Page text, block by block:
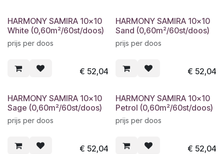
HARMONY SAMIRA 10x10
White (0,60m²/60st/doos)
prijs per doos
€ 52,04
HARMONY SAMIRA 10x10
Sand (0,60m²/60st/doos)
prijs per doos
€ 52,04
HARMONY SAMIRA 10x10
Sage (0,60m²/60st/doos)
prijs per doos
€ 52,04
HARMONY SAMIRA 10x10
Petrol (0,60m²/60st/doos)
prijs per doos
€ 52,04